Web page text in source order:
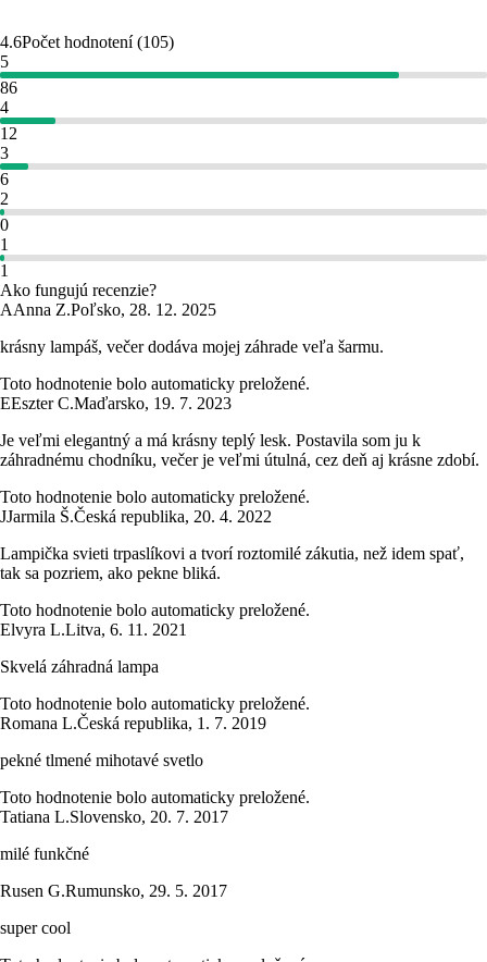
4.6Počet hodnotení(105)
5
86
4
12
3
6
2
0
1
1
Ako fungujú recenzie?
AAnna Z.Poľsko, 28. 12. 2025
krásny lampáš, večer dodáva mojej záhrade veľa šarmu.
Toto hodnotenie bolo automaticky preložené.
EEszter C.Maďarsko, 19. 7. 2023
Je veľmi elegantný a má krásny teplý lesk. Postavila som ju k
záhradnému chodníku, večer je veľmi útulná, cez deň aj krásne zdobí.
Toto hodnotenie bolo automaticky preložené.
JJarmila Š.Česká republika, 20. 4. 2022
Lampička svieti trpaslíkovi a tvorí roztomilé zákutia, než idem spať,
tak sa pozriem, ako pekne bliká.
Toto hodnotenie bolo automaticky preložené.
Elvyra L.Litva, 6. 11. 2021
Skvelá záhradná lampa
Toto hodnotenie bolo automaticky preložené.
Romana L.Česká republika, 1. 7. 2019
pekné tlmené mihotavé svetlo
Toto hodnotenie bolo automaticky preložené.
Tatiana L.Slovensko, 20. 7. 2017
milé funkčné
Rusen G.Rumunsko, 29. 5. 2017
super cool